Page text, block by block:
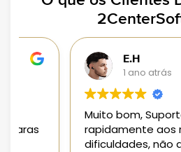
E.H
1 ano atrás
Muito bom, Suporte
rapidamente aos
dificuldades, não deixa